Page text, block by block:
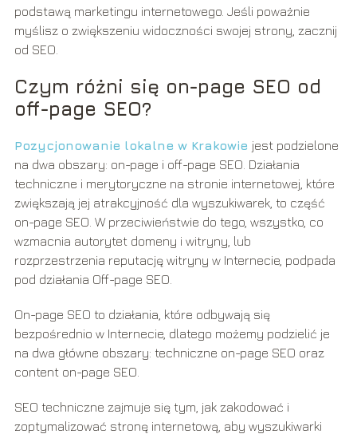
podstawą marketingu internetowego. Jeśli poważnie
myślisz o zwiększeniu widoczności swojej strony, zacznij
od SEO.
Czym różni się on-page SEO od
off-page SEO?
Pozycjonowanie lokalne w Krakowie jest podzielone
na dwa obszary: on-page i off-page SEO. Działania
techniczne i merytoryczne na stronie internetowej, które
zwiększają jej atrakcyjność dla wyszukiwarek, to część
on-page SEO. W przeciwieństwie do tego, wszystko, co
wzmacnia autorytet domeny i witryny, lub
rozprzestrzenia reputację witryny w Internecie, podpada
pod działania Off-page SEO.
On-page SEO to działania, które odbywają się
bezpośrednio w Internecie, dlatego możemy podzielić je
na dwa główne obszary: techniczne on-page SEO oraz
content on-page SEO.
SEO techniczne zajmuje się tym, jak zakodować i
zoptymalizować stronę internetową, aby wyszukiwarki